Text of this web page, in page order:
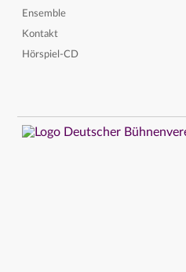
Ensemble
Kontakt
Hörspiel-CD